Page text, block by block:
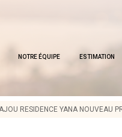
NOTRE ÉQUIPE ESTIMATION
RESIDENCE YANA NOUVEAU